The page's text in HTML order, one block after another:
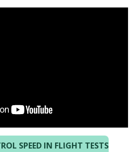
SPEED IN FLIGHT TESTS